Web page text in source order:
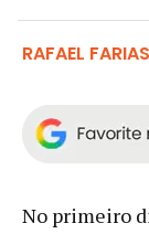
RAFAEL
No primeiro